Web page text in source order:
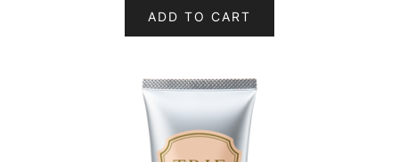
ADD TO CART